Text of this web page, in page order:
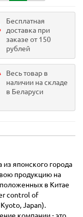
Бесплатная
доставка при
заказе от 150
рублей
Весь товар в
наличии на складе
в Беларуси
из японского города
продукцию на
в Китае
control of
Kyoto, Japan).